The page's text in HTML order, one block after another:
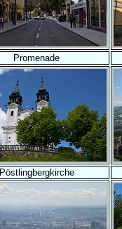
Promenade
Pöstlingbergkirche